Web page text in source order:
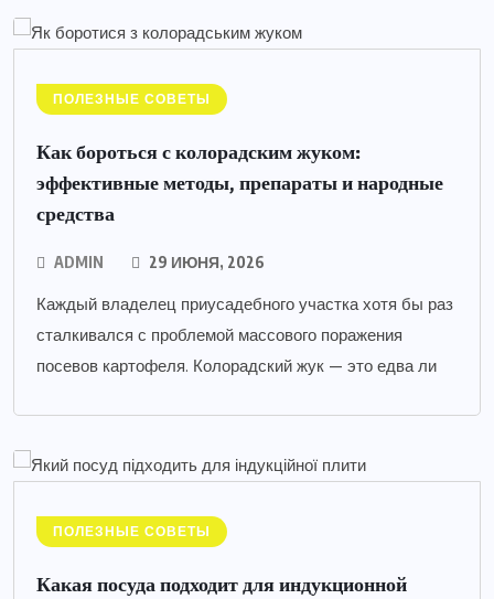
ПОЛЕЗНЫЕ СОВЕТЫ
Как бороться с колорадским жуком:
эффективные методы, препараты и народные
средства
ADMIN 29 ИЮНЯ, 2026
Каждый владелец приусадебного участка хотя бы раз
сталкивался с проблемой массового поражения
посевов картофеля. Колорадский жук — это едва ли
ПОЛЕЗНЫЕ СОВЕТЫ
Какая посуда подходит для индукционной